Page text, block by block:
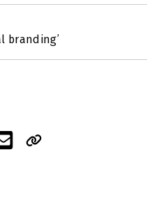
branding’